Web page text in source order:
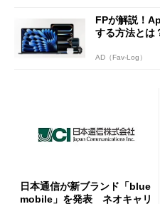
FPが解説！
する方法とは
AD（Fav-Log）
日本通信が新ブランド「blue
mobile」を発表 ネオキャリ